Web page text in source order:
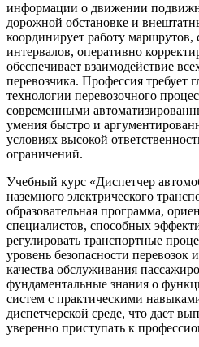
информации о движении
дорожной обстановке и
координирует работу маршрутов,
интервалов, оперативно
обеспечивает взаимодействие
перевозчика. Профессия требует
технологии перевозочного
современными
умения быстро и
условиях высокой
ограничений.
Учебный курс «Диспетчер
наземного электрического
образовательная программа,
специалистов, способных
регулировать транспортные
уровень безопасности перевозок
качества обслуживания
фундаментальные знания о
систем с практическими
диспетчерской среде, что дает
уверенно приступать к